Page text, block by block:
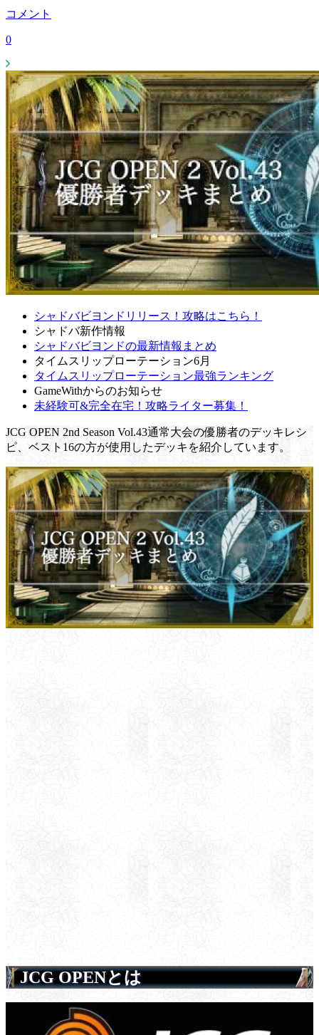
コメント
0
シャドバビヨンドリリース！攻略はこちら！
シャドバ新作情報
シャドバビヨンドの最新情報まとめ
タイムスリップローテーション6月
タイムスリップローテーション最強ランキング
GameWithからのお知らせ
未経験可&完全在宅！攻略ライター募集！
JCG OPEN 2nd Season Vol.43通常大会の優勝者のデッキレシ
ピ、ベスト16の方が使用したデッキを紹介しています。
JCG OPENとは